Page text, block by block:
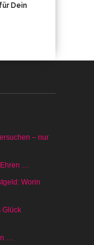
Dein
– nur
Ehren …
Worin
Glück
…